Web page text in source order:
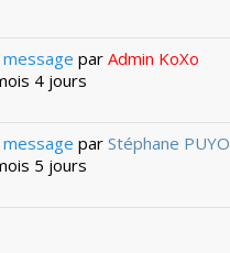
par Admin KoXo
4 jours
par Stéphane PUYO
5 jours